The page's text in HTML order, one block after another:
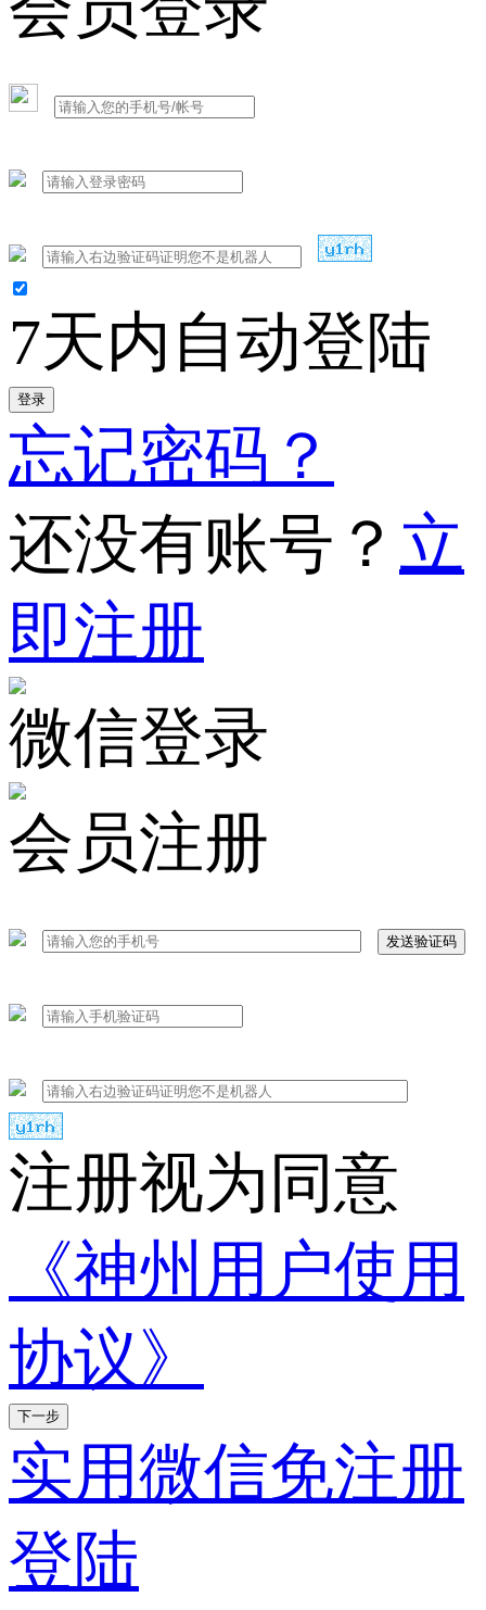
7天内自动登陆
登录
忘记密码？
还没有账号？ 立
即注册
微信登录
会员注册
发送验证码
注册视为同意
《神州用户使用
协议》
下一步
实用微信免注册
登陆